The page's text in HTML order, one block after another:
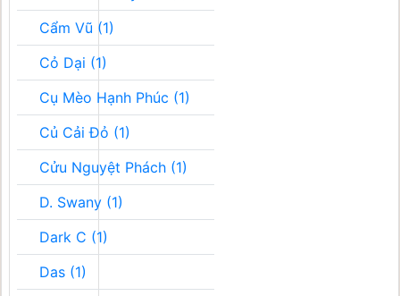
Cẩm Vũ (1)
Cỏ Dại (1)
Cụ Mèo Hạnh Phúc (1)
Củ Cải Đỏ (1)
Cửu Nguyệt Phách (1)
D. Swany (1)
Dark C (1)
Das (1)